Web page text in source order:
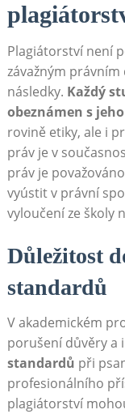
Plagiátorství není
závažným
následky. Každý
obeznámen s
rovině etiky, ale i
práv je v
práv je
vyústit v právní
vyloučení ze školy
Důležitost
standardů
V akademickém
porušení důvěry a
standardů při
profesionálního
plagiátorství